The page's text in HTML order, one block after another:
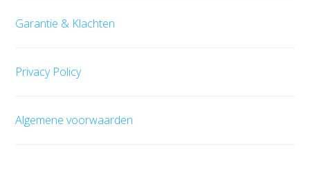
Garantie & Klachten
Privacy Policy
Algemene voorwaarden